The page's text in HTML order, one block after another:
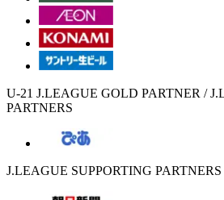
U-21 J.LEAGUE GOLD PARTNER /
PARTNERS
J.LEAGUE SUPPORTING PARTNERS